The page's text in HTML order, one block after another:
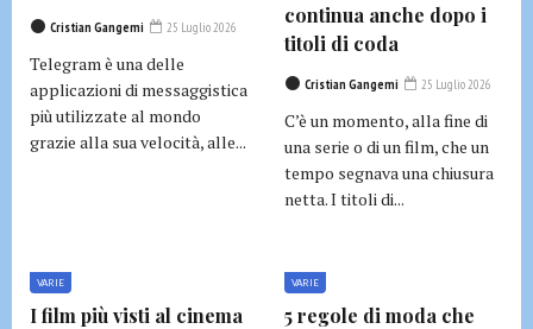
Cristian Gangemi 25 Luglio 2026
Telegram è una delle
applicazioni di messaggistica
più utilizzate al mondo
grazie alla sua velocità, alle...
continua anche dopo i
titoli di coda
Cristian Gangemi 25 Luglio 2026
C’è un momento, alla fine di
una serie o di un film, che un
tempo segnava una chiusura
netta. I titoli di...
VARIE
I film più visti al cinema
VARIE
5 regole di moda che